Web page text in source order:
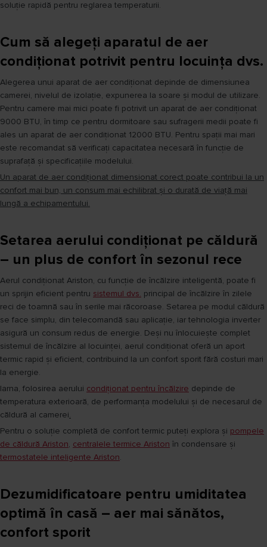
soluție rapidă pentru reglarea temperaturii.
Cum să alegeți aparatul de aer
condiționat potrivit pentru locuința dvs.
Alegerea unui aparat de aer condiționat depinde de dimensiunea
camerei, nivelul de izolație, expunerea la soare și modul de utilizare.
Pentru camere mai mici poate fi potrivit un aparat de aer condiționat
9000 BTU, în timp ce pentru dormitoare sau sufragerii medii poate fi
ales un aparat de aer condiționat 12000 BTU. Pentru spații mai mari
este recomandat să verificați capacitatea necesară în funcție de
suprafață și specificațiile modelului.
Un aparat de aer condiționat dimensionat corect poate contribui la un
confort mai bun, un consum mai echilibrat și o durată de viață mai
lungă a echipamentului.
Setarea aerului condiționat pe căldură
– un plus de confort în sezonul rece
Aerul condiționat Ariston, cu funcție de încălzire inteligentă, poate fi
un sprijin eficient pentru sistemul dvs. principal de încălzire în zilele
reci de toamnă sau în serile mai răcoroase. Setarea pe modul căldură
se face simplu, din telecomandă sau aplicație, iar tehnologia inverter
asigură un consum redus de energie. Deși nu înlocuiește complet
sistemul de încălzire al locuinței, aerul condiționat oferă un aport
termic rapid și eficient, contribuind la un confort sporit fără costuri mari
la energie.
Iarna, folosirea aerului condiționat pentru încălzire depinde de
temperatura exterioară, de performanța modelului și de necesarul de
căldură al camerei.
Pentru o soluție completă de confort termic puteți explora și pompele
de căldură Ariston, centralele termice Ariston în condensare și
termostatele inteligente Ariston.
Dezumidificatoare pentru umiditatea
optimă în casă – aer mai sănătos,
confort sporit